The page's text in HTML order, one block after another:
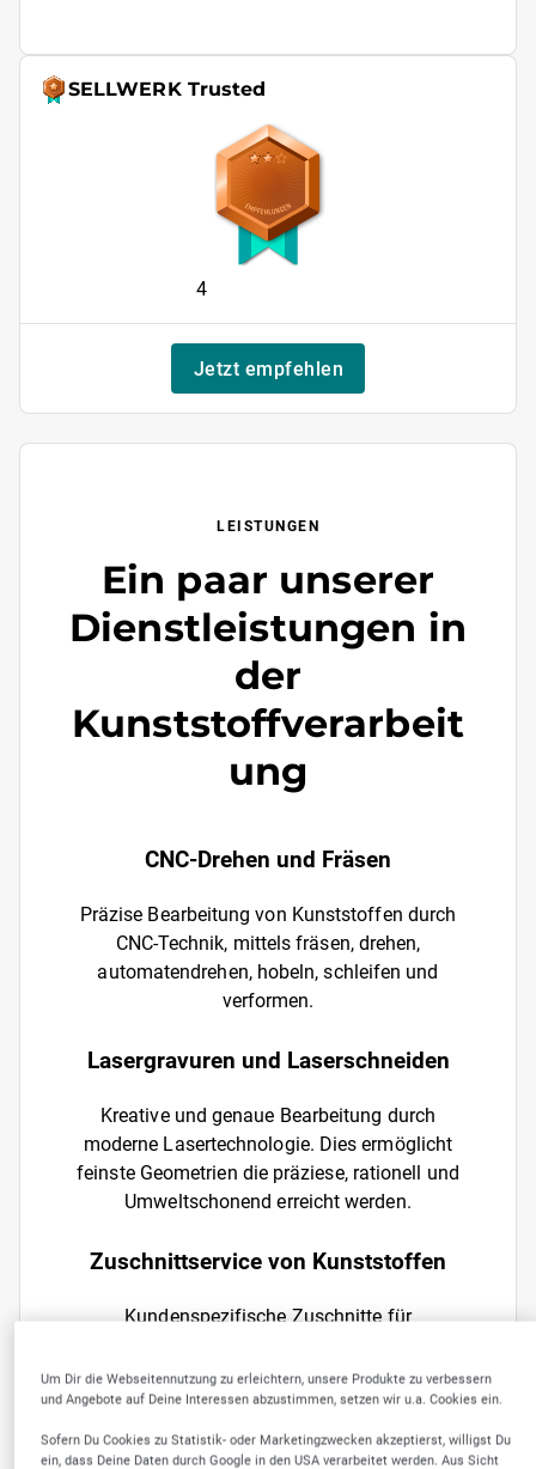
SELLWERK Trusted
4
Jetzt empfehlen
LEISTUNGEN
Ein paar unserer
Dienstleistungen in
der
Kunststoffverarbeit
ung
CNC-Drehen und Fräsen
Präzise Bearbeitung von Kunststoffen durch
CNC-Technik, mittels fräsen, drehen,
automatendrehen, hobeln, schleifen und
verformen.
Lasergravuren und Laserschneiden
Kreative und genaue Bearbeitung durch
moderne Lasertechnologie. Dies ermöglicht
feinste Geometrien die präziese, rationell und
Umweltschonend erreicht werden.
Zuschnittservice von Kunststoffen
Kundenspezifische Zuschnitte für
allen Kunststoffen und Formaten. Schnell und
individuell an den Bedarf angepasst.
Um Dir die Webseitennutzung zu erleichtern, unsere Produkte zu verbessern
und Angebote auf Deine Interessen abzustimmen, setzen wir u.a. Cookies ein.
Sofern Du Cookies zu Statistik- oder Marketingzwecken akzeptierst, willigst Du
ein, dass Deine Daten durch Google in den USA verarbeitet werden. Aus Sicht